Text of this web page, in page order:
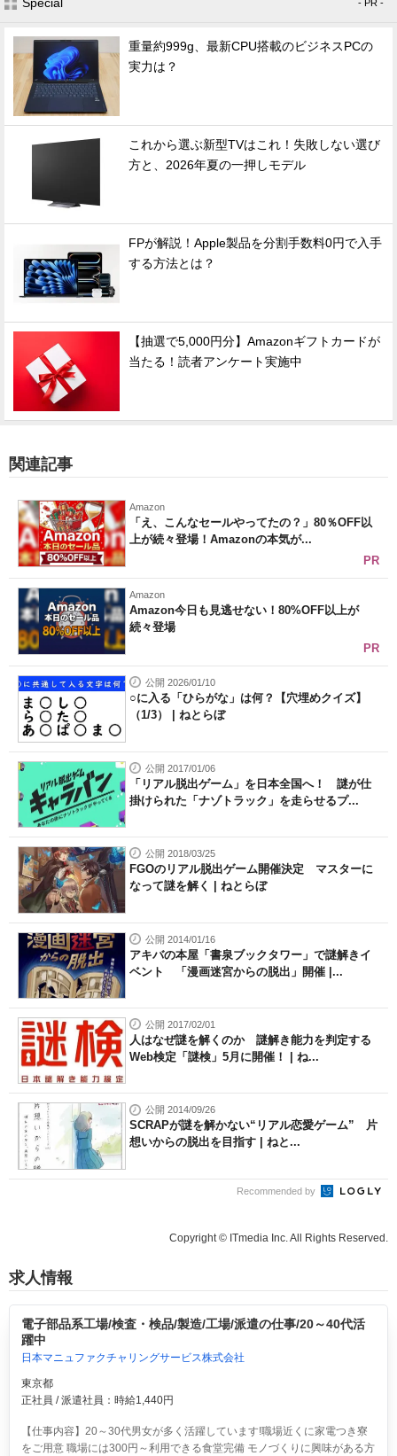
Special - PR -
重量約999g、最新CPU搭載のビジネスPCの
実力は？
これから選ぶ新型TVはこれ！失敗しない選び
方と、2026年夏の一押しモデル
FPが解説！Apple製品を分割手数料0円で入手
する方法とは？
【抽選で5,000円分】Amazonギフトカードが
当たる！読者アンケート実施中
関連記事
Amazon
「え、こんなセールやってたの？」80％OFF以
上が続々登場！Amazonの本気が...
PR
Amazon
Amazon今日も見逃せない！80%OFF以上が
続々登場
PR
公開 2026/01/10
○に入る「ひらがな」は何？【穴埋めクイズ】
（1/3） | ねとらぼ
公開 2017/01/06
「リアル脱出ゲーム」を日本全国へ！ 謎が仕
掛けられた「ナゾトラック」を走らせるプ...
公開 2018/03/25
FGOのリアル脱出ゲーム開催決定 マスターに
なって謎を解く | ねとらぼ
公開 2014/01/16
アキバの本屋「書泉ブックタワー」で謎解きイ
ベント 「漫画迷宮からの脱出」開催 |...
公開 2017/02/01
人はなぜ謎を解くのか 謎解き能力を判定する
Web検定「謎検」5月に開催！ | ね...
公開 2014/09/26
SCRAPが謎を解かない“リアル恋愛ゲーム” 片
想いからの脱出を目指す | ねと...
Recommended by
Copyright © ITmedia Inc. All Rights Reserved.
求人情報
電子部品系工場/検査・検品/製造/工場/派遣の仕事/20～40代活
躍中
日本マニュファクチャリングサービス株式会社
東京都
正社員 / 派遣社員：時給1,440円
【仕事内容】20～30代男女が多く活躍しています!職場近くに家電つき寮
をご用意 職場には300円～利用できる食堂完備 モノづくりに興味がある方